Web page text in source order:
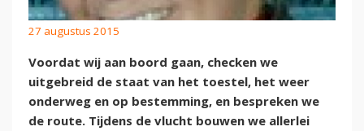
27 augustus 2015
Voordat wij aan boord gaan, checken we
uitgebreid de staat van het toestel, het weer
onderweg en op bestemming, en bespreken we
de route. Tijdens de vlucht bouwen we allerlei